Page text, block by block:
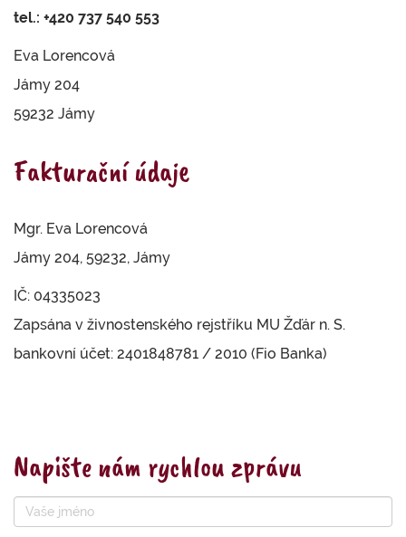
tel.: +420 737 540 553
Eva Lorencová
Jámy 204
59232 Jámy
Fakturační údaje
Mgr. Eva Lorencová
Jámy 204, 59232, Jámy
IČ: 04335023
Zapsána v živnostenského rejstříku MU Žďár n. S.
bankovní účet: 2401848781 / 2010 (Fio Banka)
Napište nám rychlou zprávu